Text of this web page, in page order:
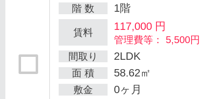
階 数 1階
賃料 117,000 円
管理費等： 5,500円
間取り
2LDK
面 積 58.62㎡
敷金 0ヶ月